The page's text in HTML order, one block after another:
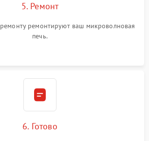
5. Ремонт
ремонтируют ваш микроволновая
печь.
6. Готово